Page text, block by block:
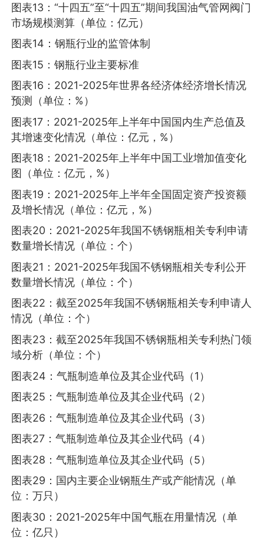
图表13：“十四五”至“十四五”期间我国油气管网阀门
市场规模测算（单位：亿元）
图表14：钢瓶行业的监管体制
图表15：钢瓶行业主要标准
图表16：2021-2025年世界各经济体经济增长情况
预测（单位：%）
图表17：2021-2025年上半年中国国内生产总值及
其增速变化情况（单位：亿元，%）
图表18：2021-2025年上半年中国工业增加值变化
图（单位：亿元，%）
图表19：2021-2025年上半年全国固定资产投资额
及增长情况（单位：亿元，%）
图表20：2021-2025年我国不锈钢瓶相关专利申请
数量增长情况（单位：个）
图表21：2021-2025年我国不锈钢瓶相关专利公开
数量增长情况（单位：个）
图表22：截至2025年我国不锈钢瓶相关专利申请人
情况（单位：个）
图表23：截至2025年我国不锈钢瓶相关专利热门领
域分析（单位：个）
图表24：气瓶制造单位及其企业代码（1）
图表25：气瓶制造单位及其企业代码（2）
图表26：气瓶制造单位及其企业代码（3）
图表27：气瓶制造单位及其企业代码（4）
图表28：气瓶制造单位及其企业代码（5）
图表29：国内主要企业钢瓶生产或产能情况（单
位：万只）
图表30：2021-2025年中国气瓶在用量情况（单
位：亿只）